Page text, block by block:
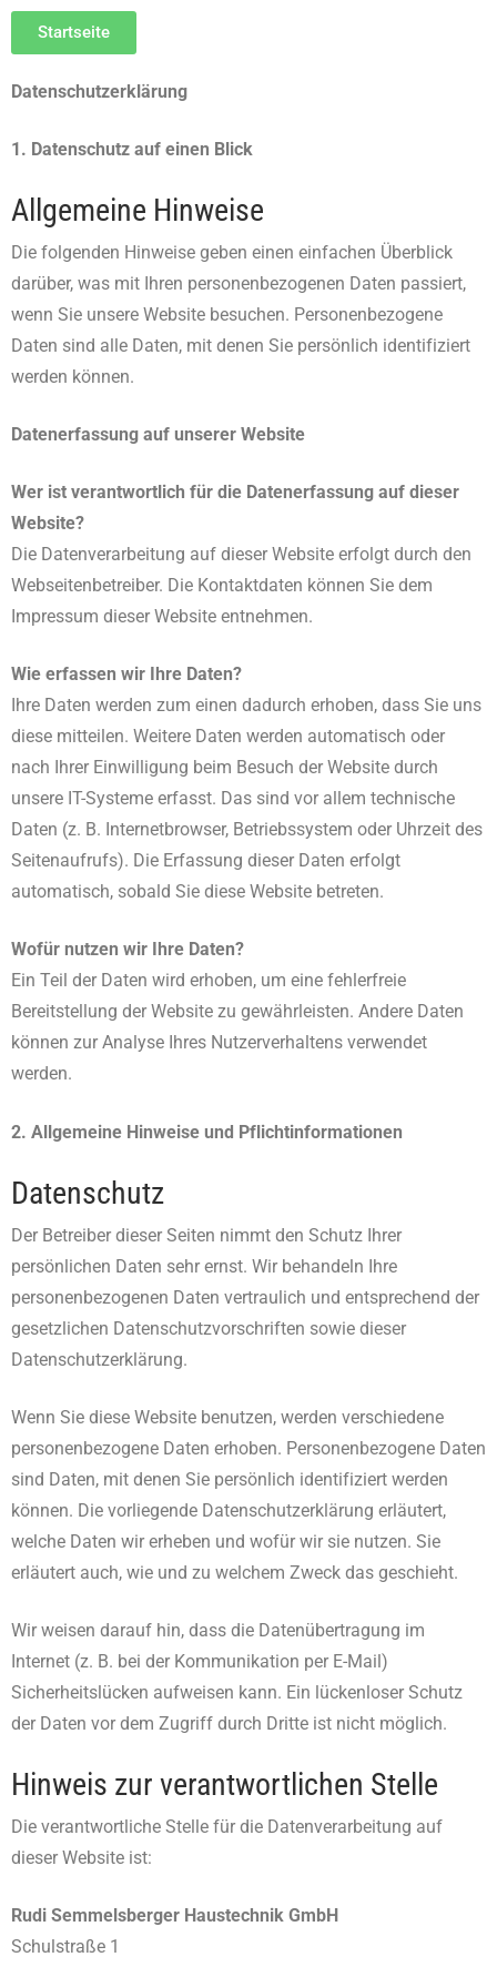
Startseite
Datenschutzerklärung
1. Datenschutz auf einen Blick
Allgemeine Hinweise
Die folgenden Hinweise geben einen einfachen Überblick
darüber, was mit Ihren personenbezogenen Daten passiert,
wenn Sie unsere Website besuchen. Personenbezogene
Daten sind alle Daten, mit denen Sie persönlich identifiziert
werden können.
Datenerfassung auf unserer Website
Wer ist verantwortlich für die Datenerfassung auf dieser
Website?
Die Datenverarbeitung auf dieser Website erfolgt durch den
Webseitenbetreiber. Die Kontaktdaten können Sie dem
Impressum dieser Website entnehmen.
Wie erfassen wir Ihre Daten?
Ihre Daten werden zum einen dadurch erhoben, dass Sie uns
diese mitteilen. Weitere Daten werden automatisch oder
nach Ihrer Einwilligung beim Besuch der Website durch
unsere IT-Systeme erfasst. Das sind vor allem technische
Daten (z. B. Internetbrowser, Betriebssystem oder Uhrzeit des
Seitenaufrufs). Die Erfassung dieser Daten erfolgt
automatisch, sobald Sie diese Website betreten.
Wofür nutzen wir Ihre Daten?
Ein Teil der Daten wird erhoben, um eine fehlerfreie
Bereitstellung der Website zu gewährleisten. Andere Daten
können zur Analyse Ihres Nutzerverhaltens verwendet
werden.
2. Allgemeine Hinweise und Pflichtinformationen
Datenschutz
Der Betreiber dieser Seiten nimmt den Schutz Ihrer
persönlichen Daten sehr ernst. Wir behandeln Ihre
personenbezogenen Daten vertraulich und entsprechend der
gesetzlichen Datenschutzvorschriften sowie dieser
Datenschutzerklärung.
Wenn Sie diese Website benutzen, werden verschiedene
personenbezogene Daten erhoben. Personenbezogene Daten
sind Daten, mit denen Sie persönlich identifiziert werden
können. Die vorliegende Datenschutzerklärung erläutert,
welche Daten wir erheben und wofür wir sie nutzen. Sie
erläutert auch, wie und zu welchem Zweck das geschieht.
Wir weisen darauf hin, dass die Datenübertragung im
Internet (z. B. bei der Kommunikation per E-Mail)
Sicherheitslücken aufweisen kann. Ein lückenloser Schutz
der Daten vor dem Zugriff durch Dritte ist nicht möglich.
Hinweis zur verantwortlichen Stelle
Die verantwortliche Stelle für die Datenverarbeitung auf
dieser Website ist:
Rudi Semmelsberger Haustechnik GmbH
Schulstraße 1